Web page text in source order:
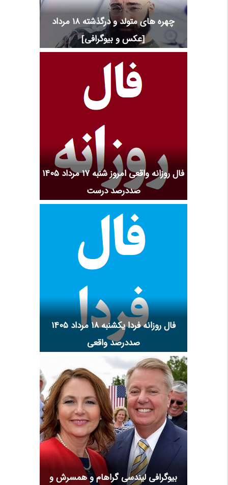
چهره های متولد و درگذشته 18 مرداد
[عکس و بیوگرافی]
فال روزانه واقعی امروز شنبه ۱۷ مرداد ۱۴۰۵
صددرصد درست
فال روزانه فردا یکشنبه ۱۸ مرداد ۱۴۰۵
صددرصد واقعی
بیوگرافی لیندسی گراهام و همسرش و